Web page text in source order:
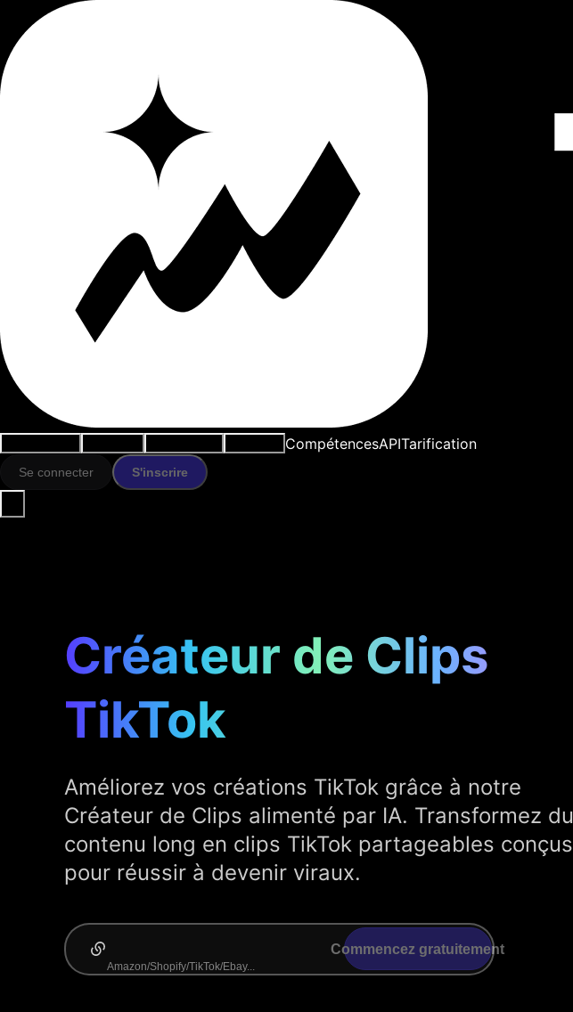
CompétencesAPITarification
Se connecter S'inscrire
Créateur de Clips
TikTok
Améliorez vos créations TikTok grâce à notre
Créateur de Clips alimenté par IA. Transformez du
contenu long en clips TikTok partageables conçus
pour réussir à devenir viraux.
Commencez gratuitement